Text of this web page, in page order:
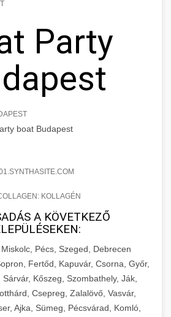
Party
boat Budapest
KOLLAGÉN
A KÖVETKEZŐ
Pécs, Szeged, Debrecen
Fertőd, Kapuvár, Csorna, Győr,
Kőszeg, Szombathely, Ják,
Csepreg, Zalalövő, Vasvár,
Ajka, Sümeg, Pécsvárad, Komló,